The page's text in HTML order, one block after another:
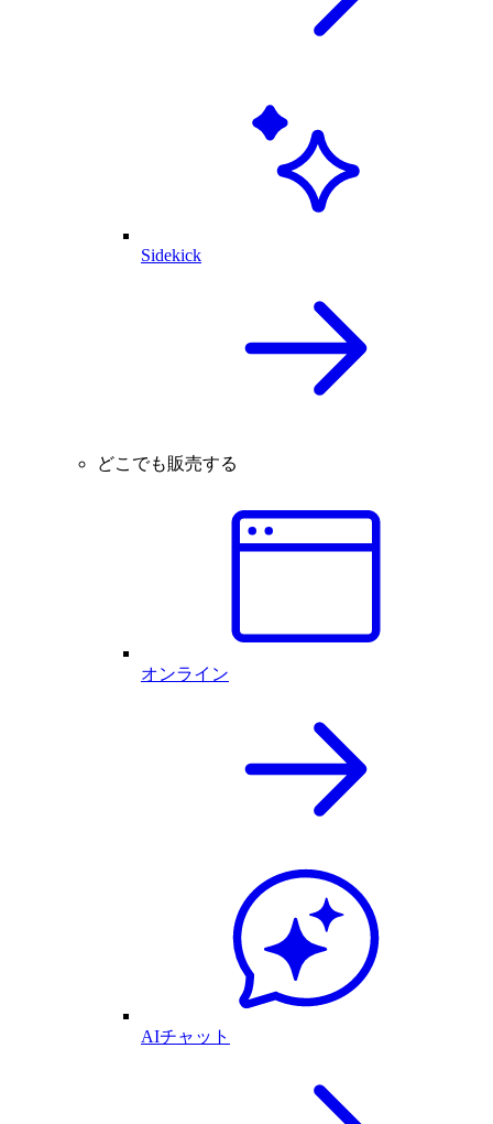
Sidekick
どこでも販売する
オンライン
AIチャット